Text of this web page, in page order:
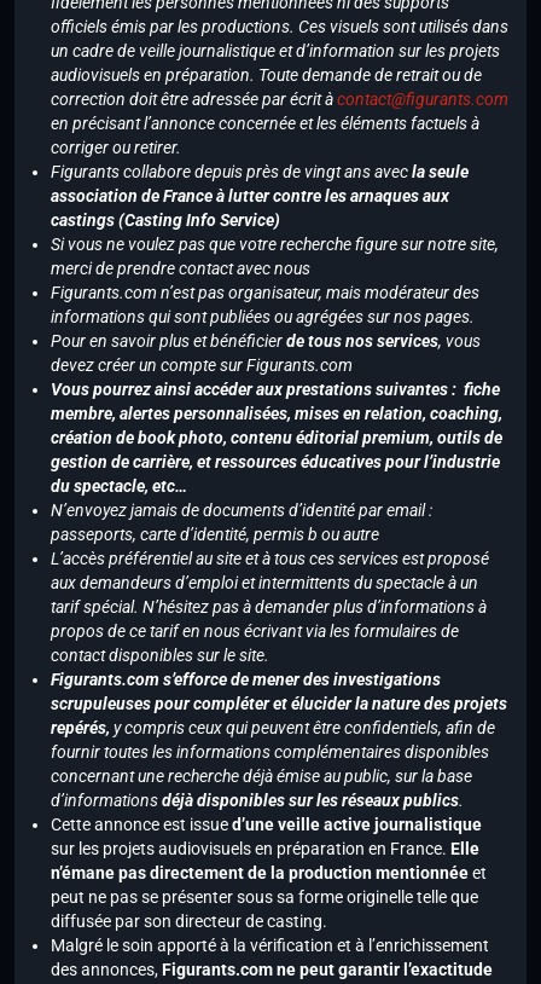
officiels émis par les productions. Ces visuels sont utilisés dans
un cadre de veille journalistique et d’information sur les projets
audiovisuels en préparation. Toute demande de retrait ou de
correction doit être adressée par écrit àcontact@figurants.com
en précisant l’annonce concernée et les éléments factuels à
corriger ou retirer.
Figurants collabore depuis près de vingt ans avecla seule
association de France à lutter contre les arnaques aux
castings (Casting Info Service)
Si vous ne voulez pas que votre recherche figure sur notre site,
merci de prendre contact avec nous
Figurants.com n’est pas organisateur, mais modérateur des
informations qui sont publiées ou agrégées sur nos pages.
Pour en savoir plus et bénéficierde tous nos services, vous
devez créer un compte sur Figurants.com
Vous pourrez ainsi accéder aux prestations suivantes : fiche
membre, alertes personnalisées, mises en relation, coaching,
création de book photo, contenu éditorial premium, outils de
gestion de carrière, et ressources éducatives pour l’industrie
du spectacle, etc…
N’envoyez jamais de documents d’identité par email :
passeports, carte d’identité, permis b ou autre
L’accès préférentiel au site et à tous ces services est proposé
aux demandeurs d’emploi et intermittents du spectacle à un
tarif spécial. N’hésitez pas à demander plus d’informations à
propos de ce tarif en nous écrivant via les formulaires de
contact disponibles sur le site.
Figurants.com s’efforce de mener des investigations
scrupuleuses pour compléter et élucider la nature des projets
repérés, y compris ceux qui peuvent être confidentiels, afin de
fournir toutes les informations complémentaires disponibles
concernant une recherche déjà émise au public, sur la base
d’informationsdéjà disponibles sur les réseaux publics.
Cette annonce est issued’une veille active journalistique
sur les projets audiovisuels en préparation en France. Elle
n’émane pas directement de la production mentionnéeet
peut ne pas se présenter sous sa forme originelle telle que
diffusée par son directeur de casting.
Malgré le soin apporté à la vérification et à l’enrichissement
des annonces,Figurants.com ne peut garantir l’exactitude